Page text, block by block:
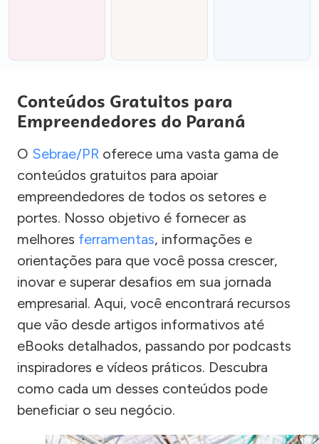
Conteúdos Gratuitos para
Empreendedores do Paraná
O Sebrae/PR oferece uma vasta gama de
conteúdos gratuitos para apoiar
empreendedores de todos os setores e
portes. Nosso objetivo é fornecer as
melhores ferramentas, informações e
orientações para que você possa crescer,
inovar e superar desafios em sua jornada
empresarial. Aqui, você encontrará recursos
que vão desde artigos informativos até
eBooks detalhados, passando por podcasts
inspiradores e vídeos práticos. Descubra
como cada um desses conteúdos pode
beneficiar o seu negócio.